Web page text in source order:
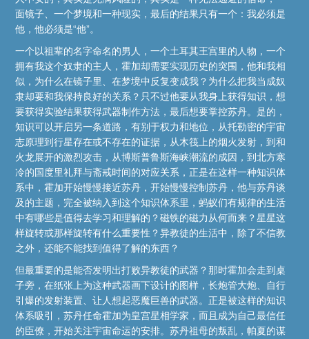
面镜子、一个梦境和一种现实，最后的结果只有一个：我必须是
他，他必须是“他”。
一个以祖辈的名字命名的男人，一个土耳其王宫里的人物，一个
拥有我这个奴隶的主人，霍加却需要实现历史的突围，他和我相
似，为什么在镜子里、在梦境中反复变成我？为什么把我当成奴
隶却要和我保持良好的关系？只不过他要从我身上获得知识，想
要获得实验结果获得武器制作方法，最后想要掌控苏丹。是的，
知识可以开启另一条道路，有别于权力和地位，从托勒密的宇宙
志原理到行星存在或不存在的证据，从木筏上的烟火发射，到和
火龙展开的激烈攻击，从博斯普鲁斯海峡潮流的成因，到北方寒
冷的国度里礼拜与斋戒时间的对应关系，正是在这样一种知识体
系中，霍加开始慢慢接近苏丹，开始慢慢控制苏丹，他与苏丹谈
及的主题，完全被纳入到这个知识体系里，蚂蚁们有规律的生活
中有哪些是值得去学习和理解的？磁铁的磁力从何而来？星星这
样旋转或那样旋转有什么重要性？异教徒的生活中，除了不信教
之外，还能不能找到值得了解的东西？
但最重要的是能否发明出打败异教徒的武器？那时霍加会走到桌
子旁，在纸张上为这种武器画下设计的图样，长炮管大炮、自行
引爆的发射装置、让人想起恶魔巨兽的武器。正是被这样的知识
体系吸引，苏丹任命霍加为皇宫星相学家，而且成为自己最信任
的臣僚，开始关注宇宙命运的安排。苏丹祖母的叛乱，帕夏的谋